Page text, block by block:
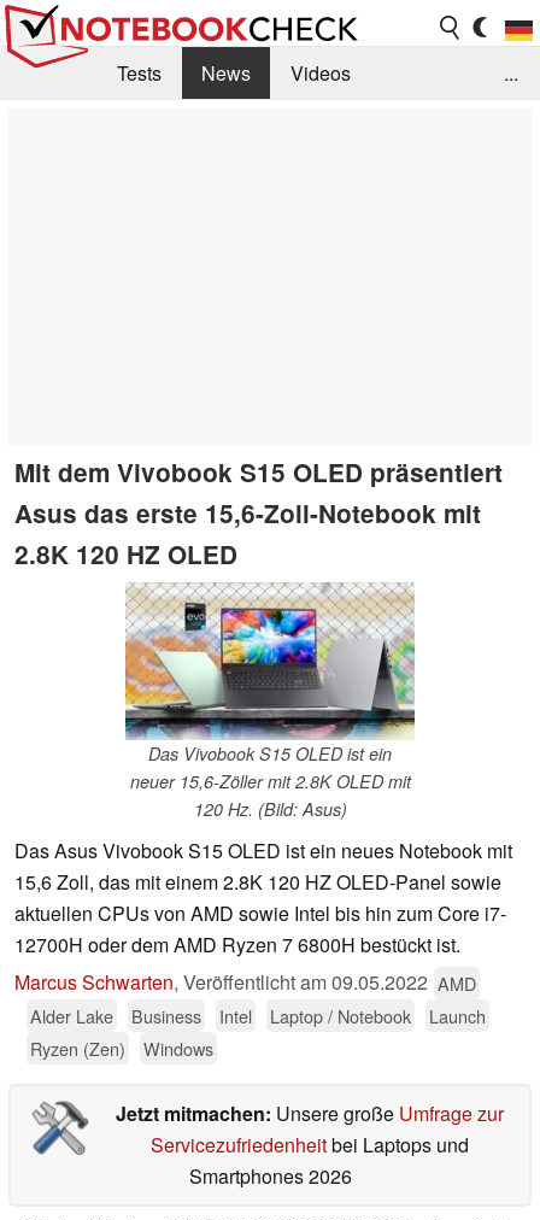
Tests News
Videos
...
Mit dem Vivobook S15 OLED präsentiert
Asus das erste 15,6-Zoll-Notebook mit
2.8K 120 HZ OLED
Das Vivobook S15 OLED ist ein
neuer 15,6-Zöller mit 2.8K OLED mit
120 Hz. (Bild: Asus)
Das Asus Vivobook S15 OLED ist ein neues Notebook mit
15,6 Zoll, das mit einem 2.8K 120 HZ OLED-Panel sowie
aktuellen CPUs von AMD sowie Intel bis hin zum Core i7-
12700H oder dem AMD Ryzen 7 6800H bestückt ist.
Marcus Schwarten, Veröffentlicht am09.05.2022 AMD
Alder Lake
Business Intel Laptop / Notebook
Launch
Ryzen (Zen)
Windows
Jetzt mitmachen: Unsere große Umfrage zur
Servicezufriedenheitbei Laptops und
Smartphones 2026